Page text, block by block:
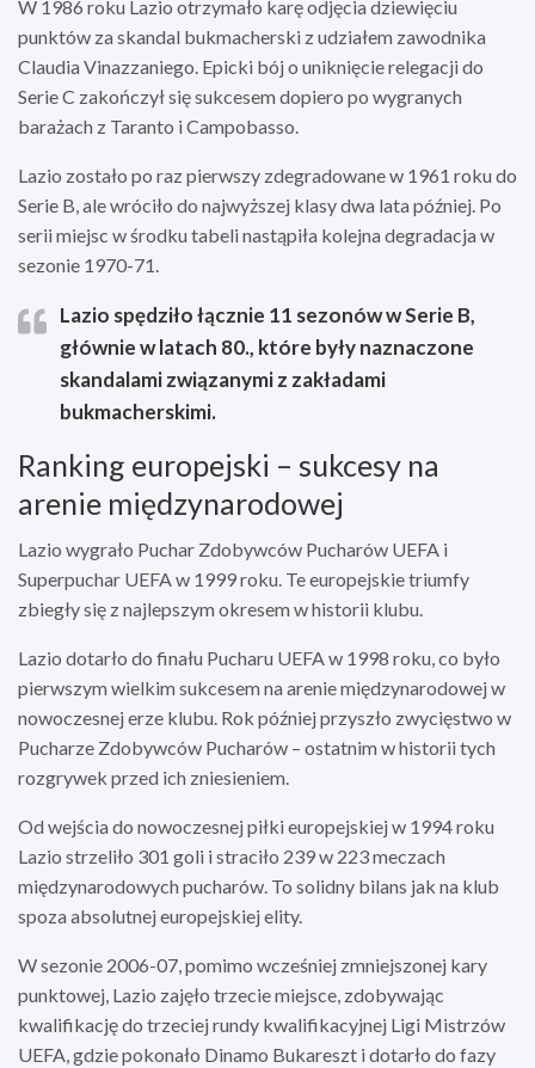
W 1986 roku Lazio otrzymało karę odjęcia dziewięciu
punktów za skandal bukmacherski z udziałem zawodnika
Claudia Vinazzaniego. Epicki bój o uniknięcie relegacji do
Serie C zakończył się sukcesem dopiero po wygranych
barażach z Taranto i Campobasso.
Lazio zostało po raz pierwszy zdegradowane w 1961 roku do
Serie B, ale wróciło do najwyższej klasy dwa lata później. Po
serii miejsc w środku tabeli nastąpiła kolejna degradacja w
sezonie 1970-71.
Lazio spędziło łącznie 11 sezonów w Serie B,
głównie w latach 80., które były naznaczone
skandalami związanymi z zakładami
bukmacherskimi.
Ranking europejski – sukcesy na
arenie międzynarodowej
Lazio wygrało Puchar Zdobywców Pucharów UEFA i
Superpuchar UEFA w 1999 roku. Te europejskie triumfy
zbiegły się z najlepszym okresem w historii klubu.
Lazio dotarło do finału Pucharu UEFA w 1998 roku, co było
pierwszym wielkim sukcesem na arenie międzynarodowej w
nowoczesnej erze klubu. Rok później przyszło zwycięstwo w
Pucharze Zdobywców Pucharów – ostatnim w historii tych
rozgrywek przed ich zniesieniem.
Od wejścia do nowoczesnej piłki europejskiej w 1994 roku
Lazio strzeliło 301 goli i straciło 239 w 223 meczach
międzynarodowych pucharów. To solidny bilans jak na klub
spoza absolutnej europejskiej elity.
W sezonie 2006-07, pomimo wcześniej zmniejszonej kary
punktowej, Lazio zajęło trzecie miejsce, zdobywając
kwalifikację do trzeciej rundy kwalifikacyjnej Ligi Mistrzów
UEFA, gdzie pokonało Dinamo Bukareszt i dotarło do fazy